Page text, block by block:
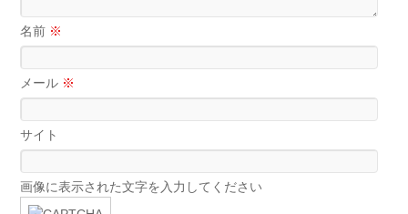
名前 ※
メール ※
サイト
画像に表示された文字を入力してください